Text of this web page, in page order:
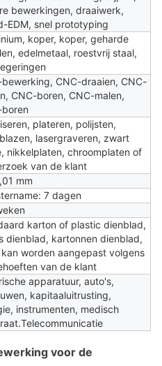
bewerkingen, draaiwerk,
EDM, snel prototyping
koper, koper, geharde
edelmetaal, roestvrij staal,
bewerking, CNC-draaien, CNC-
CNC-boren, CNC-malen,
plateren, polijsten,
lasergraveren, zwart
nikkelplaten, chroomplaten of
van de klant
mm
7 dagen
karton of plastic dienblad,
dienblad, kartonnen dienblad,
worden aangepast volgens
van de klant
apparatuur, auto's,
kapitaaluitrusting,
instrumenten, medisch
voor de